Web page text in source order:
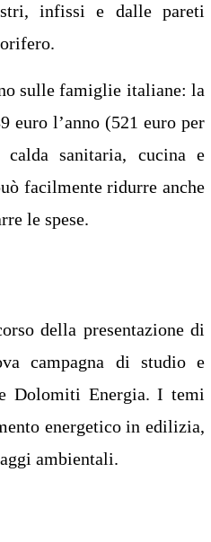
infissi e dalle pareti
sulle famiglie italiane: la
euro l’anno (521 euro per
sanitaria, cucina e
facilmente ridurre anche
le spese.
della presentazione di
campagna di studio e
Dolomiti Energia. I temi
energeticoin edilizia,
ambientali.